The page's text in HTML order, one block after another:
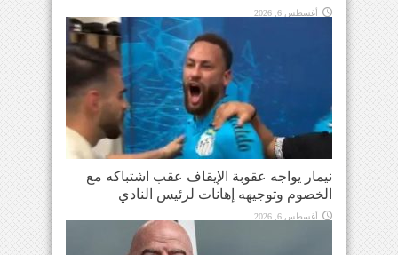
أغسطس 6, 2026
نيمار يواجه عقوبة الإيقاف عقب اشتباكه مع
الخصوم وتوجيهه إهانات لرئيس النادي
أغسطس 6, 2026